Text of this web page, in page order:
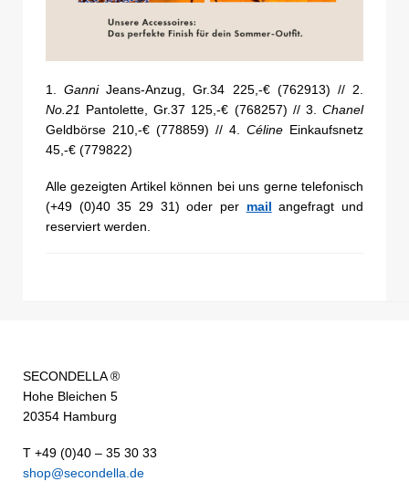
1.GanniJeans-Anzug, Gr.34 225,-€ (762913) // 2.
No.21 Pantolette, Gr.37 125,-€ (768257) // 3. Chanel
Geldbörse 210,-€ (778859) // 4. Céline Einkaufsnetz
45,-€ (779822)
Alle gezeigten Artikel können bei uns gerne telefonisch
(+49 (0)40 35 29 31) oder per mail angefragt und
reserviert werden.
SECONDELLA ®
Hohe Bleichen 5
20354 Hamburg
T +49 (0)40 – 35 30 33
shop@secondella.de